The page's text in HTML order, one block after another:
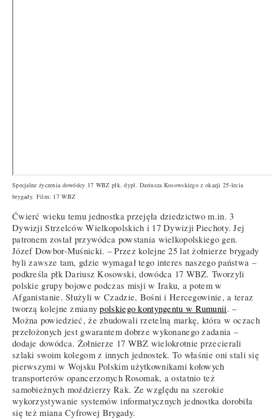
Specjalne życzenia dowódcy 17 WBZ płk. dypl. Dariusza Kosowskiego z okazji 25-lecia
brygady. Film: 17 WBZ
Ćwierć wieku temu jednostka przejęła dziedzictwo m.in. 3
Dywizji Strzelców Wielkopolskich i 17 Dywizji Piechoty. Jej
patronem został przywódca powstania wielkopolskiego gen.
Józef Dowbor-Muśnicki. – Przez kolejne 25 lat żołnierze brygady
byli zawsze tam, gdzie wymagał tego interes naszego państwa –
podkreśla płk Dariusz Kosowski, dowódca 17 WBZ. Tworzyli
polskie grupy bojowe podczas misji w Iraku, a potem w
Afganistanie. Służyli w Czadzie, Bośni i Hercegowinie, a teraz
tworzą kolejne zmianypolskiego kontyngentu w Rumunii. –
Można powiedzieć, że zbudowali rzetelną markę, która w oczach
przełożonych jest gwarantem dobrze wykonanego zadania –
dodaje dowódca. Żołnierze 17 WBZ wielokrotnie przecierali
szlaki swoim kolegom z innych jednostek. To właśnie oni stali się
pierwszymi w Wojsku Polskim użytkownikami kołowych
transporterów opancerzonych Rosomak, a ostatnio też
samobieżnych moździerzy Rak. Ze względu na szerokie
wykorzystywanie systemów informatycznych jednostka dorobiła
się też miana Cyfrowej Brygady.